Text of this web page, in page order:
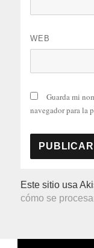
WEB
Guarda mi
navegador para la
Este sitio usa
cómo se